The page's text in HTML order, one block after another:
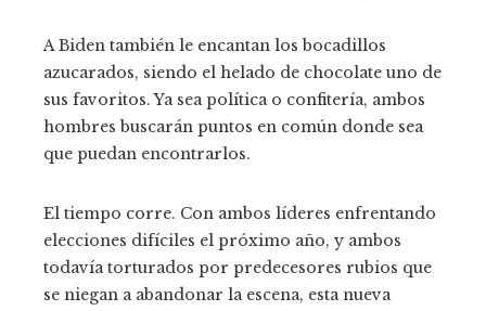
A Biden también le encantan los bocadillos
azucarados, siendo el helado de chocolate uno de
sus favoritos. Ya sea política o confitería, ambos
hombres buscarán puntos en común donde sea
que puedan encontrarlos.
El tiempo corre. Con ambos líderes enfrentando
elecciones difíciles el próximo año, y ambos
todavía torturados por predecesores rubios que
se niegan a abandonar la escena, esta nueva